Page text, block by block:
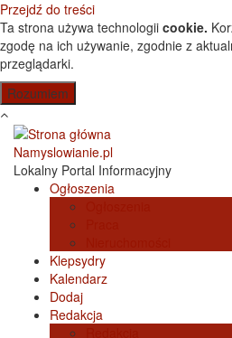
Przejdź do treści
Ta strona używa technologii cookie.
zgodę na ich używanie, zgodnie z
przeglądarki.
Namyslowianie.pl
Lokalny Portal Informacyjny
Ogłoszenia
Klepsydry
Kalendarz
Dodaj
Redakcja